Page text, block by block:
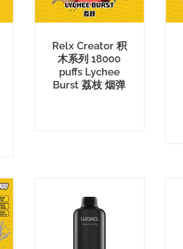
Relx Creator 积
木系列 18000
puffs Lychee
Burst 荔枝 烟弹